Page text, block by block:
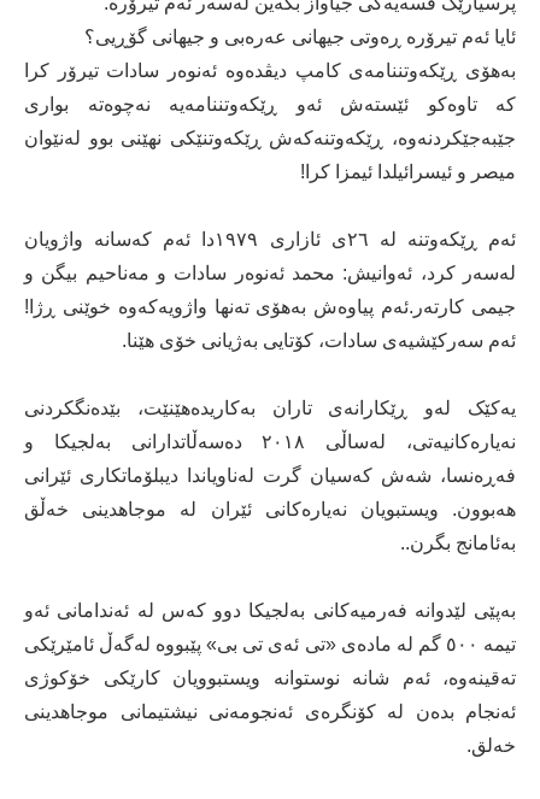
ئایا ئەم تیرۆرە ڕەوتی جیهانی عەرەبی و جیهانی گۆڕیی؟
بەھۆی ڕێکەوتننامەی کامپ دیڤدەوە ئەنوەر سادات تیرۆر کرا
کە تاوەکو ئێستەش ئەو ڕێکەوتننامەیە نەچوەتە بواری
جێبەجێکردنەوە، ڕێکەوتنەکەش ڕێکەوتنێکی نھێنی بوو لەنێوان
میصر و ئیسرائیلدا ئیمزا کرا!
ئەم ڕێکەوتنە لە ٢٦ی ئازاری ١٩٧٩دا ئەم کەسانە واژویان
لەسەر کرد، ئەوانیش: محمد ئەنوەر سادات و مەناحیم بیگن و
جیمی کارتەر.ئەم پیاوەش بەھۆی تەنھا واژویەکەوە خوێنی ڕژا!
ئەم سەرکێشیەی سادات، کۆتایی بەژیانی خۆی ھێنا.
یەکێک لەو ڕێکارانەی تاران بەکاریدەهێنێت، بێدەنگکردنی
نەیارەکانیەتی، لەساڵی ٢٠١٨ دەسەڵاتدارانی بەلجیکا و
فەڕەنسا، شەش کەسیان گرت لەناویاندا دیبلۆماتکاری ئێرانی
ھەبوون. ویستبویان نەیارەکانی ئێران لە موجاھدینی خەڵق
بەئامانج بگرن..
بەپێی لێدوانە فەرمیەکانی بەلجیکا دوو کەس لە ئەندامانی ئەو
تیمە ٥٠٠ گم لە مادەی «تی ئەی تی بی» پێبووە لەگەڵ ئامێرێکی
تەقینەوە، ئەم شانە نوستوانە ویستبوویان کارێکی خۆکوژی
ئەنجام بدەن لە کۆنگرەی ئەنجومەنی نیشتیمانی موجاھدینی
خەلق.